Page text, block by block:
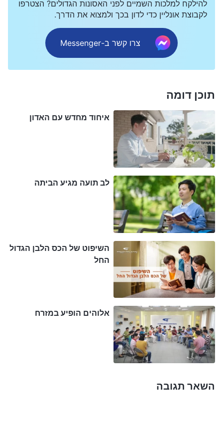
כשהגעתי הביתה, שמעתי שחברים ומנהיגים טובים
מהרבה כנסיות הלכו אל הברק ממזרח. אנשים אמרו
שהדרשות שלהם היו ממש נהדרות, שהיה בהם אור
זה יהיה נהדר לפגוש מישהו מהם יום אחד! עליי ללכת
לחפש איתם ולראות מדוע הדרשות שלהם כל כך נהדרות
והאם הם יכולים לפתור את הבעיה שלי."
האח וואנג מהכנסייה שלי בא יום אחד ואמר ששני קרובי
משפחה שלו שהאמינו באל הכול יכול באו לביקור והזמין
אותי לבוא. שמחתי כל כך כששמעתי אותו אומר את זה
ומיהרנו לבית שלו. הצגנו את עצמנו וסיפרתי להם על
הבעיה שלי, כשאמרתי, "תמיד האמנתי שלהיות מוטבל
פירושו להיוושע, שזה שאנחנו מאמינים בליבנו ומתוודים
בפינו משמעותו שאנחנו מוצדקים על-ידי אמונה,
וכשאדוננו יבוא הוא ירים אותנו אל השמיים. אבל בשנים
האחרונות אני מבולבל לגבי האם אוכל להיכנס לשמיים
או לא. אני לא חושב שזה יכול להיות כל כך פשוט. כתבי
הקודש אומרים: 'הַקְּדֻשָּׁה שֶׁבִּלְעָדֶיהָ לֹא יִרְאֶה אִישׁ אֶת
הָאָדוֹן'(עברים י"ב 14)
. אני והאחים והאחיות בכנסייה
חוטאים כל הזמן ואני לא חושב שאנשים שחיים בחטא
כמונו יכולים להיכנס לשמיים. אני רוצה לדעת בדיוק
להילקח למלכות השמיים לפני האסונות הגדולים? הצטרפו
לקבוצת אונליין כדי לדון בכך ולמצוא את הדרך.
צרו קשר ב-Messenger
תוכן דומה
איחוד מחדש עם האדון
לב תועה מגיע הביתה
השיפוט של הכס הלבן הגדול
החל
אלוהים הופיע במזרח
השאר תגובה